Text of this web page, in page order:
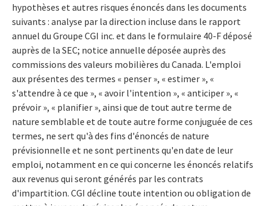
hypothèses et autres risques énoncés dans les documents
suivants : analyse par la direction incluse dans le rapport
annuel du Groupe CGI inc. et dans le formulaire 40-F déposé
auprès de la SEC; notice annuelle déposée auprès des
commissions des valeurs mobilières du Canada. L'emploi
aux présentes des termes « penser », « estimer », «
s'attendre à ce que », « avoir l'intention », « anticiper », «
prévoir », « planifier », ainsi que de tout autre terme de
nature semblable et de toute autre forme conjuguée de ces
termes, ne sert qu'à des fins d'énoncés de nature
prévisionnelle et ne sont pertinents qu'en date de leur
emploi, notamment en ce qui concerne les énoncés relatifs
aux revenus qui seront générés par les contrats
d'impartition. CGI décline toute intention ou obligation de